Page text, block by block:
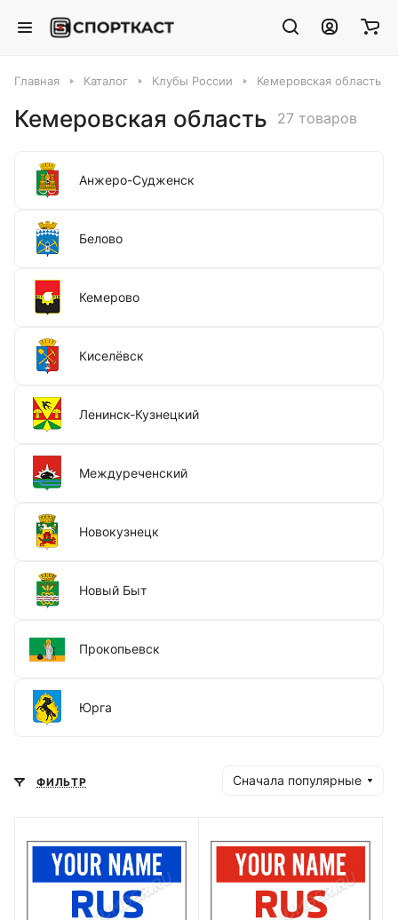
Главная Каталог Клубы России Кемеровская область
Кемеровская область 27 товаров
Анжеро-Судженск
Белово
Кемерово
Киселёвск
Ленинск-Кузнецкий
Междуреченский
Новокузнецк
Новый Быт
Прокопьевск
Юрга
ФИЛЬТР Сначала популярные